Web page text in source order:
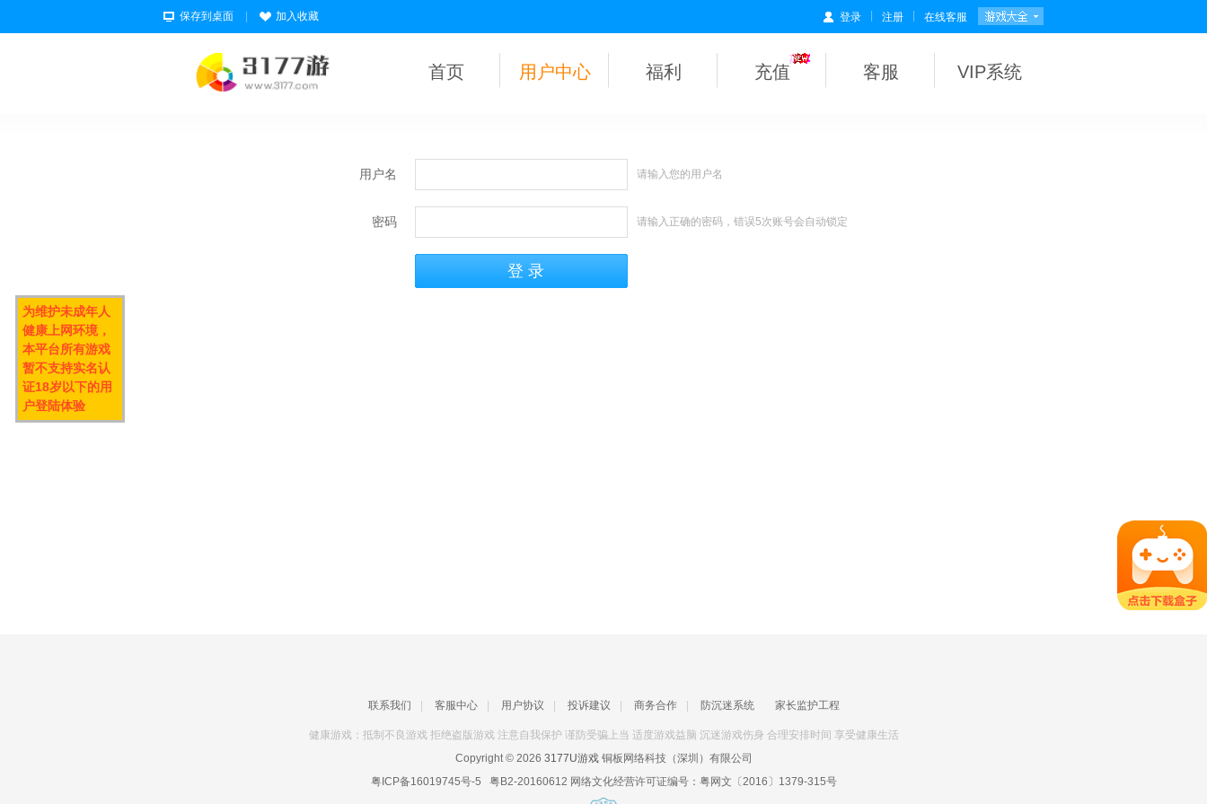
保存到桌面 加入收藏 登录 注册 在线客服
首页 用户中心 福利 充值 客服 VIP系统
用户名 请输入您的用户名
密码 请输入正确的密码，错误5次账号会自动锁定
联系我们 客服中心 用户协议 投诉建议 商务合作 防沉迷系统 家长监护工程
健康游戏：抵制不良游戏 拒绝盗版游戏 注意自我保护 谨防受骗上当 适度游戏益脑 沉迷游戏伤身 合理安排时间 享受健康生活
Copyright © 2026 3177U游戏铜板网络科技（深圳）有限公司
粤ICP备16019745号-5 粤B2-20160612 网络文化经营许可证编号： 粤网文〔2016〕1379-315号
为维护未成年人
健康上网环境，
本平台所有游戏
暂不支持实名认
证18岁以下的用
户登陆体验